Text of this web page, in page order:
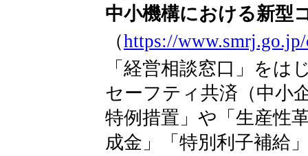
中小機構における新型
（https://
「経営相談窓口」をは
セーフティ共済（中小
特例措置」や「生産性
成金」「特別利子補給